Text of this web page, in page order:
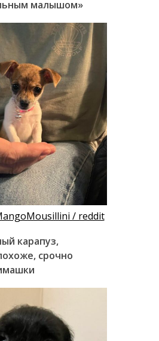
малышом»
/ reddit
карапуз,
срочно